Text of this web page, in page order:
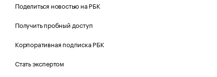
Поделиться новостью на РБК
Получить пробный доступ
Корпоративная подписка РБК
Стать экспертом